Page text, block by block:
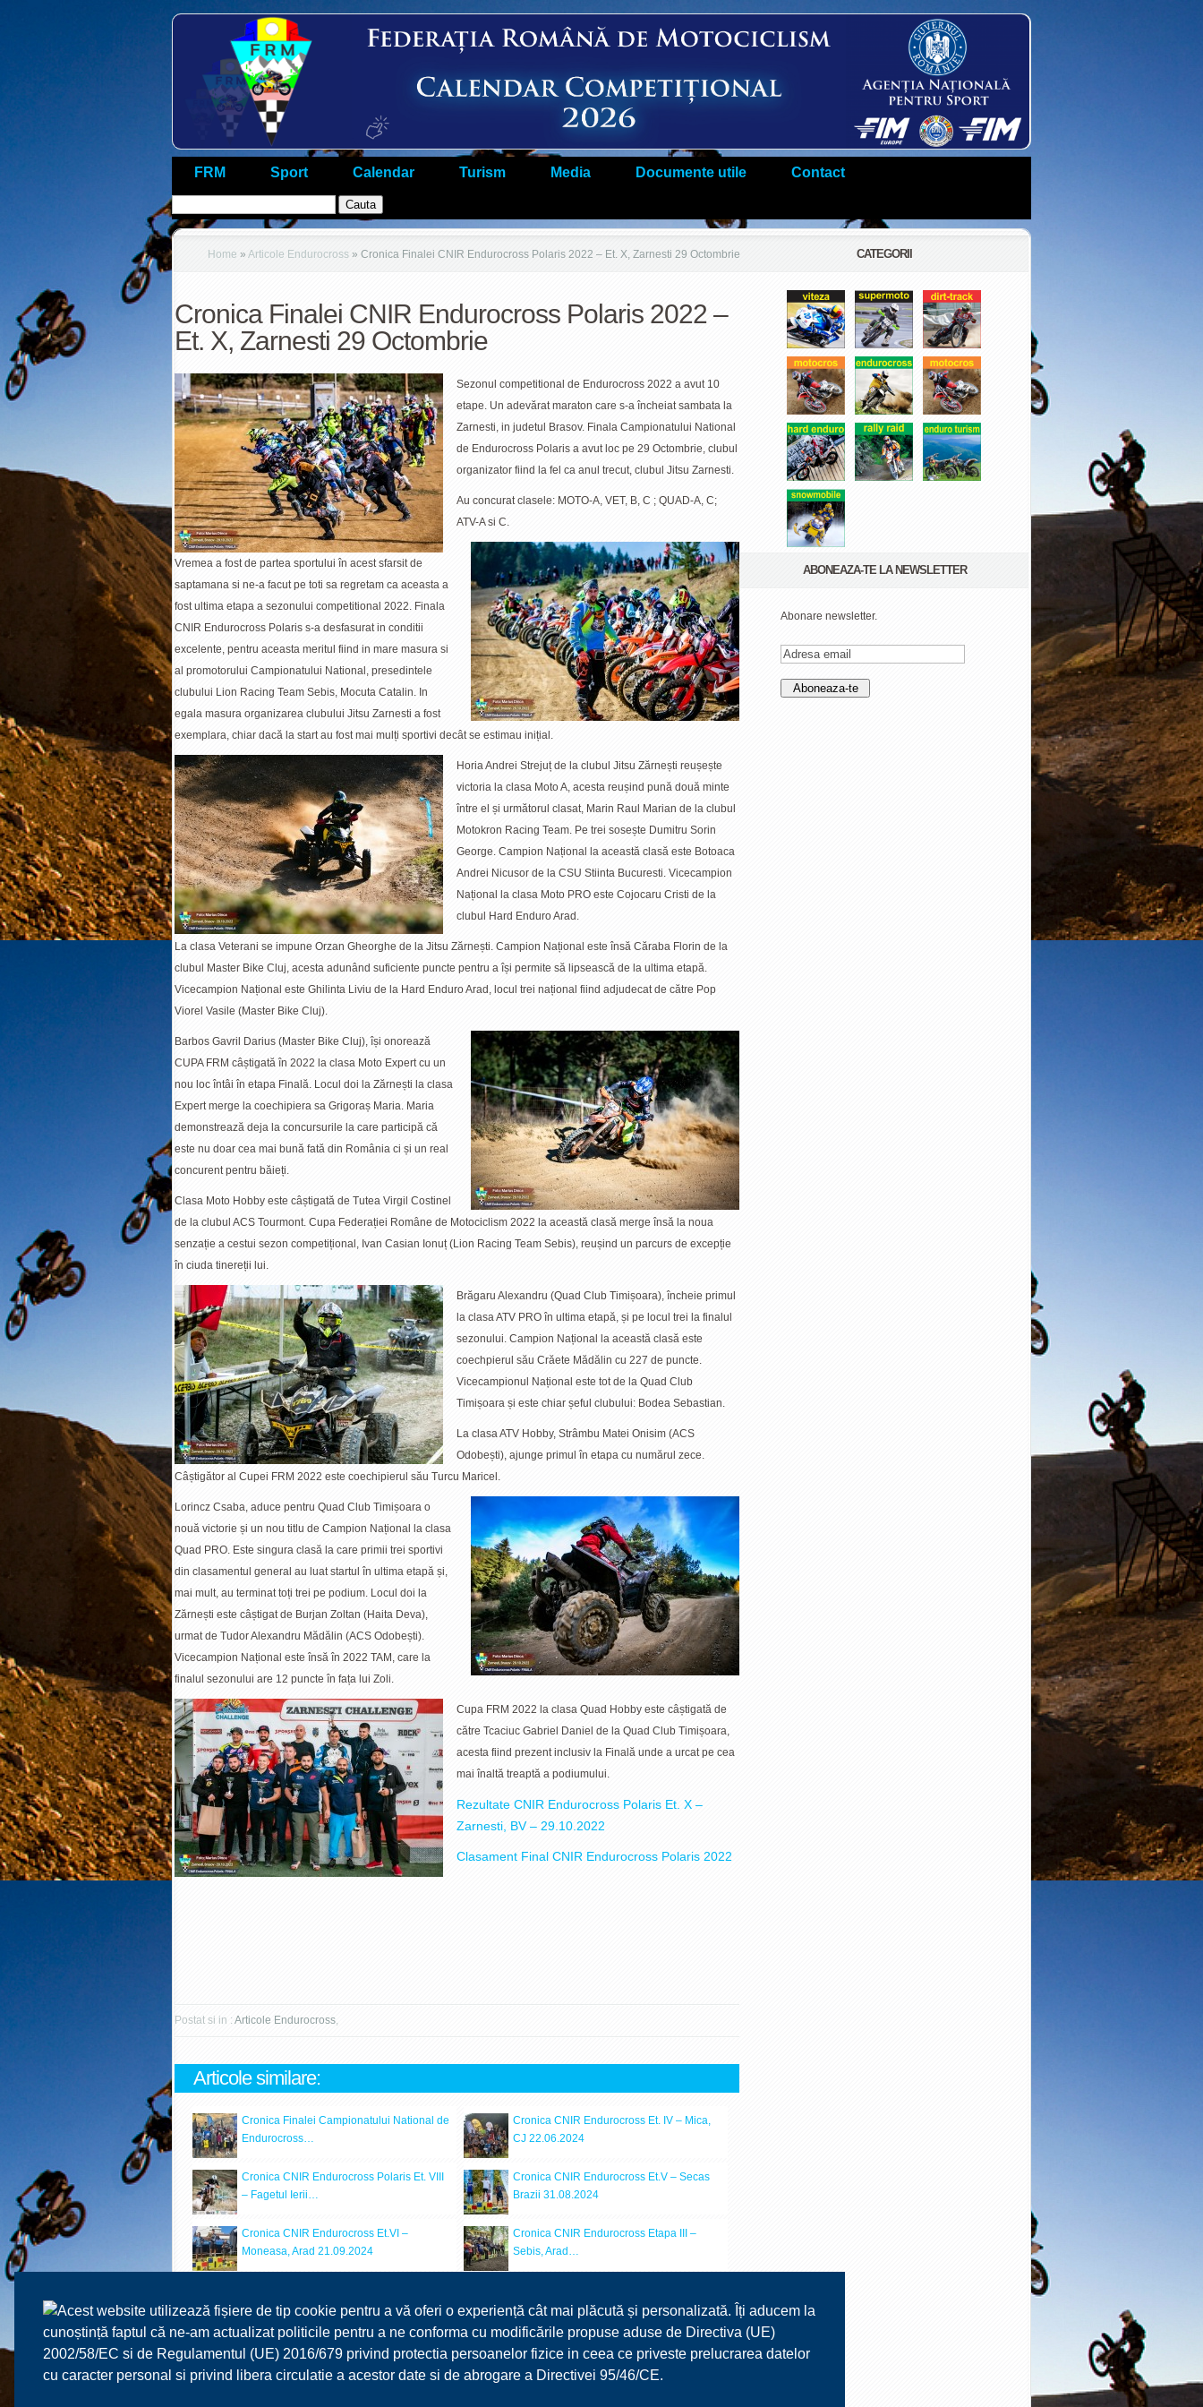
Acest website utilizează fișiere de tip cookie pentru a vă oferi o experiență cât mai plăcută și personalizată. Îți aducem la
cunoștință faptul că ne-am actualizat politicile pentru a ne conforma cu modificările propuse aduse de Directiva (UE)
2002/58/EC si de Regulamentul (UE) 2016/679 privind protectia persoanelor fizice in ceea ce priveste prelucrarea datelor
cu caracter personal si privind libera circulatie a acestor date si de abrogare a Directivei 95/46/CE.
FRM Sport Calendar Turism Media Documente utile Contact
Home » Articole Endurocross » Cronica Finalei CNIR Endurocross Polaris 2022 – Et. X, Zarnesti 29 Octombrie
Cronica Finalei CNIR Endurocross Polaris 2022 –
Et. X, Zarnesti 29 Octombrie
Sezonul competitional de Endurocross 2022 a avut 10
etape. Un adevărat maraton care s-a încheiat sambata la
Zarnesti, in judetul Brasov. Finala Campionatului National
de Endurocross Polaris a avut loc pe 29 Octombrie, clubul
organizator fiind la fel ca anul trecut, clubul Jitsu Zarnesti.
Au concurat clasele: MOTO-A, VET, B, C ; QUAD-A, C;
ATV-A si C.
Vremea a fost de partea sportului în acest sfarsit de
saptamana si ne-a facut pe toti sa regretam ca aceasta a
fost ultima etapa a sezonului competitional 2022. Finala
CNIR Endurocross Polaris s-a desfasurat in conditii
excelente, pentru aceasta meritul fiind in mare masura si
al promotorului Campionatului National, presedintele
clubului Lion Racing Team Sebis, Mocuta Catalin. In
egala masura organizarea clubului Jitsu Zarnesti a fost
exemplara, chiar dacă la start au fost mai mulți sportivi decât se estimau inițial.
Horia Andrei Strejuț de la clubul Jitsu Zărnești reușește
victoria la clasa Moto A, acesta reușind pună două minte
între el și următorul clasat, Marin Raul Marian de la clubul
Motokron Racing Team. Pe trei sosește Dumitru Sorin
George. Campion Național la această clasă este Botoaca
Andrei Nicusor de la CSU Stiinta Bucuresti. Vicecampion
Național la clasa Moto PRO este Cojocaru Cristi de la
clubul Hard Enduro Arad.
La clasa Veterani se impune Orzan Gheorghe de la Jitsu Zărnești. Campion Național este însă Căraba Florin de la
clubul Master Bike Cluj, acesta adunând suficiente puncte pentru a își permite să lipsească de la ultima etapă.
Vicecampion Național este Ghilinta Liviu de la Hard Enduro Arad, locul trei național fiind adjudecat de către Pop
Viorel Vasile (Master Bike Cluj).
Barbos Gavril Darius (Master Bike Cluj), își onorează
CUPA FRM câștigată în 2022 la clasa Moto Expert cu un
nou loc întâi în etapa Finală. Locul doi la Zărnești la clasa
Expert merge la coechipiera sa Grigoraș Maria. Maria
demonstrează deja la concursurile la care participă că
este nu doar cea mai bună fată din România ci și un real
concurent pentru băieți.
Clasa Moto Hobby este câștigată de Tutea Virgil Costinel
de la clubul ACS Tourmont. Cupa Federației Române de Motociclism 2022 la această clasă merge însă la noua
senzație a cestui sezon competițional, Ivan Casian Ionuț (Lion Racing Team Sebis), reușind un parcurs de excepție
în ciuda tinereții lui.
Brăgaru Alexandru (Quad Club Timișoara), încheie primul
la clasa ATV PRO în ultima etapă, și pe locul trei la finalul
sezonului. Campion Național la această clasă este
coechpierul său Crăete Mădălin cu 227 de puncte.
Vicecampionul Național este tot de la Quad Club
Timișoara și este chiar șeful clubului: Bodea Sebastian.
La clasa ATV Hobby, Strâmbu Matei Onisim (ACS
Odobești), ajunge primul în etapa cu numărul zece.
Câștigător al Cupei FRM 2022 este coechipierul său Turcu Maricel.
Lorincz Csaba, aduce pentru Quad Club Timișoara o
nouă victorie și un nou titlu de Campion Național la clasa
Quad PRO. Este singura clasă la care primii trei sportivi
din clasamentul general au luat startul în ultima etapă și,
mai mult, au terminat toți trei pe podium. Locul doi la
Zărnești este câștigat de Burjan Zoltan (Haita Deva),
urmat de Tudor Alexandru Mădălin (ACS Odobești).
Vicecampion Național este însă în 2022 TAM, care la
finalul sezonului are 12 puncte în fața lui Zoli.
Cupa FRM 2022 la clasa Quad Hobby este câștigată de
către Tcaciuc Gabriel Daniel de la Quad Club Timișoara,
acesta fiind prezent inclusiv la Finală unde a urcat pe cea
mai înaltă treaptă a podiumului.
Rezultate CNIR Endurocross Polaris Et. X –
Zarnesti, BV – 29.10.2022
Clasament Final CNIR Endurocross Polaris 2022
Postat si in : Articole Endurocross,
Articole similare:
Cronica Finalei Campionatului National de
Endurocross…
Cronica CNIR Endurocross Et. IV – Mica,
CJ 22.06.2024
Cronica CNIR Endurocross Polaris Et. VIII
– Fagetul Ierii…
Cronica CNIR Endurocross Et.V – Secas
Brazii 31.08.2024
Cronica CNIR Endurocross Et.VI –
Moneasa, Arad 21.09.2024
Cronica CNIR Endurocross Etapa III –
Sebis, Arad…
Crișcior/Brad (HD)…
CAMPULUNG MUSCEL…
Cronica CNIR Endurocross Et.1 –
Izvoranu, Buzău…
Cronica CNIR Endurocross Et.V – Secas
CATEGORII
ABONEAZA-TE LA NEWSLETTER
Abonare newsletter.